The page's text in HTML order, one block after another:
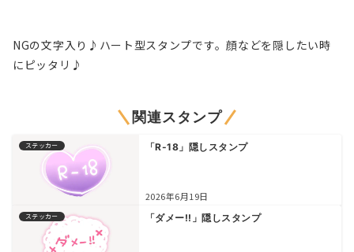
NGの文字入り♪ハート型スタンプです。顔などを隠したい時
にピッタリ♪
関連スタンプ
ステッカー 「R-18」隠しスタンプ
2026年6月19日
ステッカー 「ダメー!!」隠しスタンプ